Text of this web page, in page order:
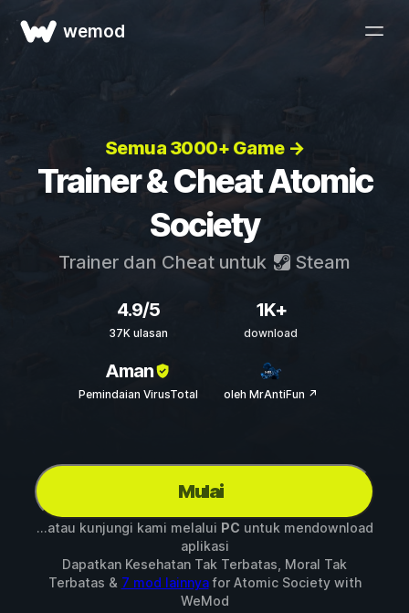
wemod
Semua 3000+ Game →
Trainer & Cheat Atomic
Society
Trainer dan Cheat untuk Steam
4.9/5
37K ulasan
1K+
download
Aman
Pemindaian VirusTotal oleh MrAntiFun ↗
Mulai
...atau kunjungi kami melalui PC untuk mendownload
aplikasi
Dapatkan Kesehatan Tak Terbatas, Moral Tak
Terbatas & 7 mod lainnyafor Atomic Societywith
WeMod